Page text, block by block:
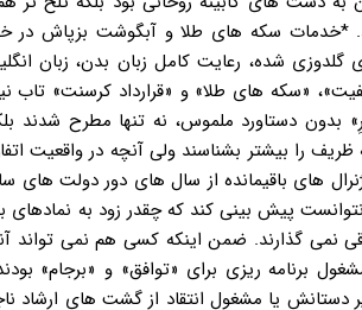
سکه های طلا و آبگوشت بزپاش در
گلدوزی شده، رعایت کامل زبان بدن، زبان
«سکه های طلا» و «قرارداد کرسنت» تاب
بدون دستاورد ملموس، نه تنها مطرح شدند
را بیشتر بشناسند ولی آنچه در واقعیت
ژنرال های باقیمانده از سال های دور دولت
پیش بینی کند که چقدر زود به
نمی گذارند. ضمن اینکه کسی هم نمی تواند
برنامه ریزی برای «توافق» و «برجام»
دستانش یا مشغول انتقاد از گشت های ارشاد